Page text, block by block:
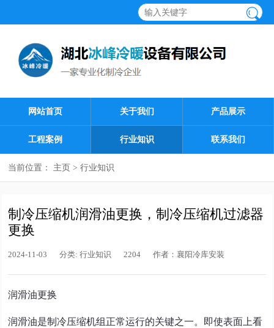
网站首页 关于我们 产品展示
工程案例 行业知识 联系我们
当前位置： 主页 > 行业知识
制冷压缩机润滑油更换，制冷压缩机过滤器
更换
2024-11-03 分类: 行业知识 2204 作者： 襄阳冷库安装
润滑油更换
润滑油是制冷压缩机组正常运行的关键之一。即使表面上看